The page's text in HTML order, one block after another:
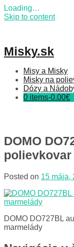
Loading…
Skip to content
Misky.sk
Misy a Misky
Misky na
Dózy a
0 items-0.00€
DOMO
Posted on 15 mája,
DOMO DO727BL
marmelády